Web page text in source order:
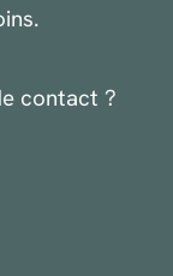
contact ?